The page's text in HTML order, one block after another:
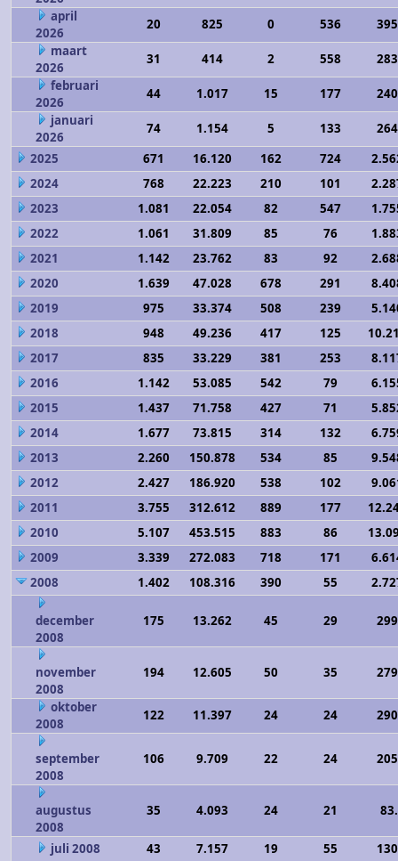
april
2026
20 825 0 536
maart
2026
31 414 2 558
februari
2026
44 1.017 15 177
januari
2026
74 1.154 5 133
2025
671 16.120 162 724
2024
768 22.223 210 101
2023
1.081 22.054 82 547
2022
1.061 31.809 85 76
2021
1.142 23.762 83 92
2020
1.639 47.028 678 291
2019
975 33.374 508 239
2018
948 49.236 417 125
2017
835 33.229 381 253
2016
1.142 53.085 542 79
2015
1.437 71.758 427 71
2014
1.677 73.815 314 132
2013
2.260 150.878 534 85
2012
2.427 186.920 538 102
2011
3.755 312.612 889 177
2010
5.107 453.515 883 86
2009
3.339 272.083 718 171
2008
1.402 108.316 390 55
december
2008
175 13.262 45 29
november
2008
194 12.605 50 35
oktober
2008
122 11.397 24 24
september
2008
106 9.709 22 24
augustus
2008
35 4.093 24 21
juli 2008 43 7.157 19 55